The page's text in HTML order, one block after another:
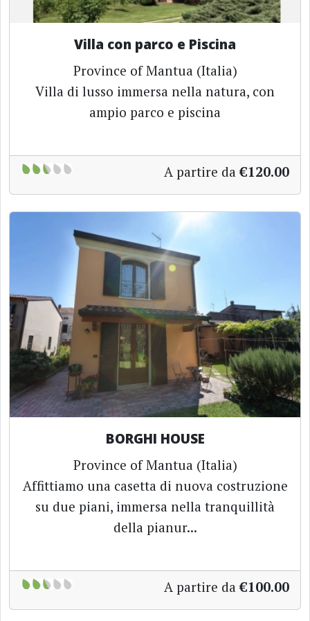
Villa con parco e Piscina
Province of Mantua (Italia)
Villa di lusso immersa nella natura, con
ampio parco e piscina
A partire da €120.00
BORGHI HOUSE
Province of Mantua (Italia)
Affittiamo una casetta di nuova costruzione
su due piani, immersa nella tranquillità
della pianur...
A partire da €100.00